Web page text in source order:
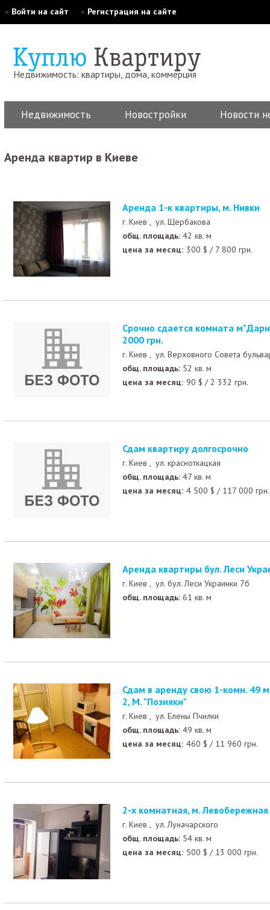
» Войти на сайт » Регистрация на сайте
Недвижимость: квартиры, дома, коммерция
Недвижимость Новостройки Новости
Аренда квартир в Киеве
Аренда 1-к квартиры, м. Нивки
г. Киев , ул. Щербакова
общ. площадь: 42 кв. м
цена за месяц: 300 $ / 7 800 грн.
Срочно сдается комната м"Дарница" -5 мин.ходьбы ,
2000 грн.
г. Киев , ул. Верховного Совета
общ. площадь: 52 кв. м
цена за месяц: 90 $ /2 332 грн.
сдам квартиру долгосрочно
г. Киев , ул. красноткацкая
общ. площадь: 47 кв. м
цена за месяц: 4 500 $ / 117 000 грн.
Аренда квартиры бул. Леси
г. Киев , ул. бул. Леси Украинки 7б
общ. площадь: 61 кв. м
Сдам в аренду свою 1-комн. 49 м.кв., ул. Олени Пчілки,
2, М. "Позняки"
г. Киев , ул. Елены Пчилки
общ. площадь: 49 кв. м
цена за месяц: 460 $ / 11 960 грн.
2-х комнатная, м. Левобережная
г. Киев , ул. Луначарского
общ. площадь: 54 кв. м
цена за месяц: 500 $ / 13 000 грн.